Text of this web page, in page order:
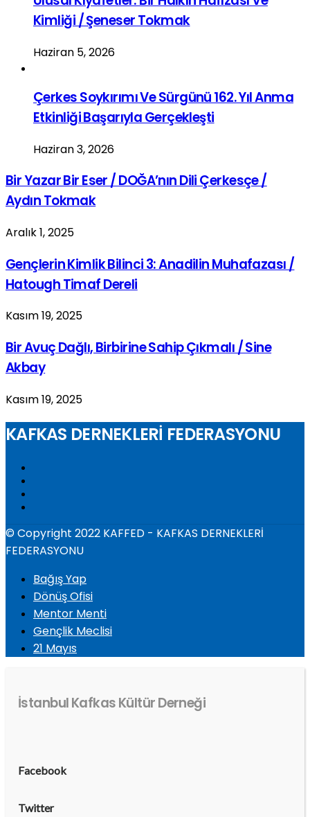
Kimliği / Şeneser Tokmak
Haziran 5, 2026
Çerkes Soykırımı Ve Sürgünü 162. Yıl Anma
Etkinliği Başarıyla Gerçekleşti
Haziran 3, 2026
Bir Yazar Bir Eser / DOĞA’nın Dili Çerkesçe /
Aydın Tokmak
Aralık 1, 2025
Gençlerin Kimlik Bilinci 3: Anadilin Muhafazası /
Hatough Timaf Dereli
Kasım 19, 2025
Bir Avuç Dağlı, Birbirine Sahip Çıkmalı / Sine
Akbay
Kasım 19, 2025
KAFKAS DERNEKLERİ FEDERASYONU
© Copyright 2022 KAFFED - KAFKAS DERNEKLERİ
FEDERASYONU
Bağış Yap
Dönüş Ofisi
Mentor Menti
Gençlik Meclisi
21 Mayıs
İstanbul Kafkas Kültür Derneği
Facebook
Twitter